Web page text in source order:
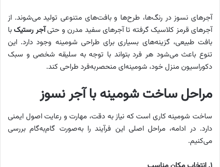
آجرهای نسوز در رنگ‌ها، طرح‌ها و بافت‌های متنوعی تولید می‌شوند. از
آجرهای قرمز کلاسیک گرفته تا آجرهای سفید مدرن و حتیآجر رستیکبا
بافت طبیعی، گزینه‌های بسیاری برای طراحی شومینه وجود دارد. این
تنوع باعث می‌شود هر فرد بتواند با توجه به سلیقه شخصی و سبک
دکوراسیون منزل خود، شومینه‌ای منحصربه‌فرد طراحی کند.
مراحل ساخت شومینه با آجر نسوز
ساخت شومینه کاری است که نیاز به دقت، مهارت و رعایت اصول ایمنی
دارد. در ادامه، مراحل اصلی این فرآیند را به‌صورت گام‌به‌گام بررسی
می‌کنیم.